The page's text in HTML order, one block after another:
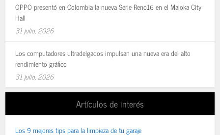
OPPO presentó en Colombia la nueva Serie Reno16 en el Maloka City
Hall
31 julio, 2026
Los computadores ultradelgados impulsan una nueva era del alto
rendimiento gráfico
31 julio, 2026
Artículos de interés
Los 9 mejores tips para la limpieza de tu garaje